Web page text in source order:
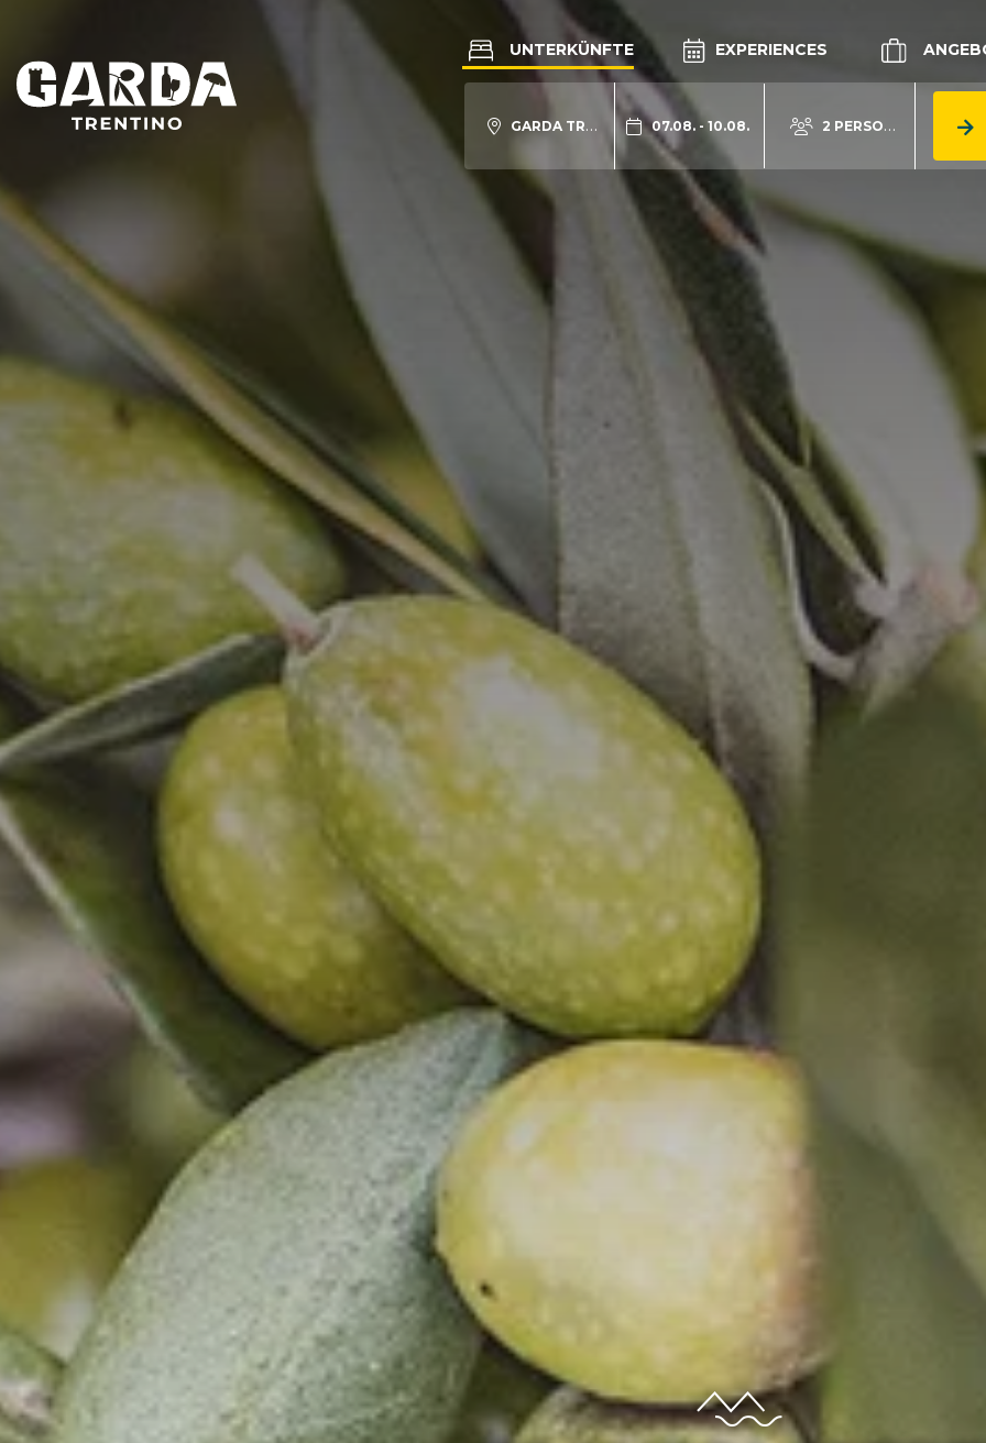
UNTERKÜNFTE EXPERIENCES
GARDA TRENTINO 07.08. - 10.08. 2 PERSONEN